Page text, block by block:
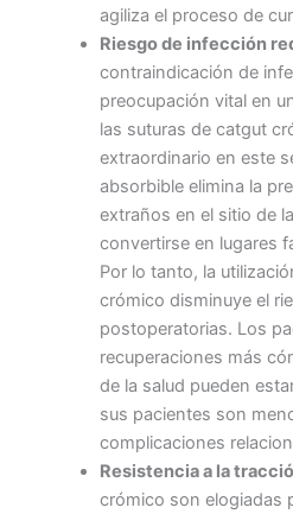
agiliza el proceso de
Riesgo de infección
contraindicación de
preocupación vital en
las suturas de catgut
extraordinario en este
absorbible elimina la
extraños en el sitio de
convertirse en lugares
Por lo tanto, la
crómico disminuye el
postoperatorias. Los
recuperaciones más
de la salud pueden
sus pacientes son
complicaciones
Resistencia a la
crómico son elogiadas